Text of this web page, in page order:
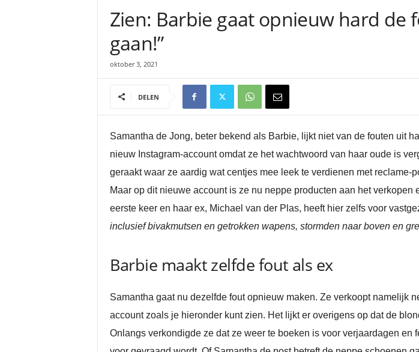
Zien: Barbie gaat opnieuw hard de
gaan!”
oktober 3, 2021
DELEN
Samantha de Jong, beter bekend als Barbie, lijkt niet van de fouten uit
nieuw Instagram-account omdat ze het wachtwoord van haar oude is
geraakt waar ze aardig wat centjes mee leek te verdienen met
Maar op dit nieuwe account is ze nu neppe producten aan het
eerste keer en haar ex, Michael van der Plas, heeft hier zelfs voor
inclusief bivakmutsen en getrokken wapens, stormden naar boven en
Barbie maakt zelfde fout als ex
Samantha gaat nu dezelfde fout opnieuw maken. Ze verkoopt namelijk
account zoals je hieronder kunt zien. Het lijkt er overigens op dat de
Onlangs verkondigde ze dat ze weer te boeken is voor verjaardagen